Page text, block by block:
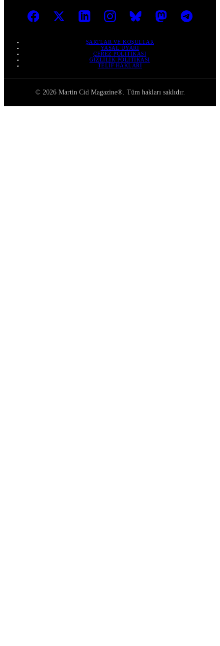
ŞARTLAR VE KOŞULLAR
YASAL UYARI
ÇEREZ POLITIKASI
GIZLILIK POLITIKASI
TELIF HAKLARI
© 2026 Martin Cid Magazine®. Tüm hakları saklıdır.